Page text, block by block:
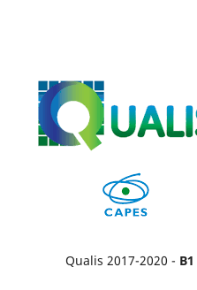
Qualis 2017-2020 - B1